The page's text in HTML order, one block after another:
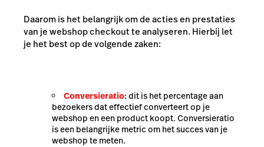
Daarom is het belangrijk om de acties en prestaties
van je webshop checkout te analyseren. Hierbij let
je het best op de volgende zaken:
Conversieratio: dit is het percentage aan
bezoekers dat effectief converteert op je
webshop en een product koopt. Conversieratio
is een belangrijke metric om het succes van je
webshop te meten.